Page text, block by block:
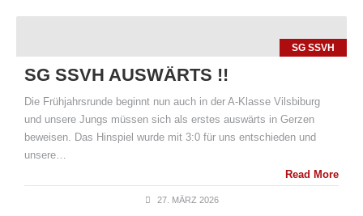
SG SSVH
SG SSVH AUSWÄRTS !!
Die Frühjahrsrunde beginnt nun auch in der A-Klasse Vilsbiburg
und unsere Jungs müssen sich als erstes auswärts in Gerzen
beweisen. Das Hinspiel wurde mit 3:0 für uns entschieden und
unsere…
Read More
27. MÄRZ 2026